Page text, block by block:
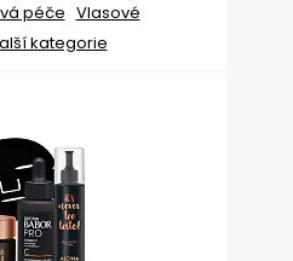
péče Vlasové
kategorie